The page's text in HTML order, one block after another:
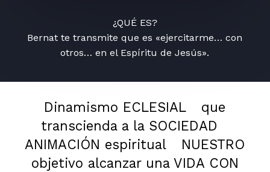
¿QUÉ ES?
Bernat te transmite que es «ejercitarme… con
otros… en el Espíritu de Jesús».
Dinamismo ECLESIAL
que
transcienda a la SOCIEDAD
ANIMACIÓN espiritual
NUESTRO
objetivo alcanzar una VIDA CON